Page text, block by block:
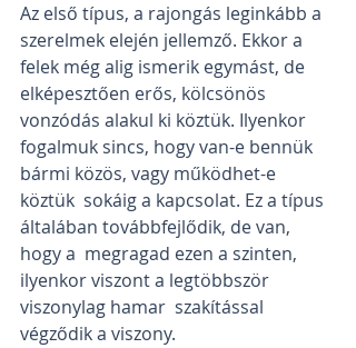
Az első típus, a rajongás leginkább a
szerelmek elején jellemző. Ekkor a
felek még alig ismerik egymást, de
elképesztően erős, kölcsönös
vonzódás alakul ki köztük. Ilyenkor
fogalmuk sincs, hogy van-e bennük
bármi közös, vagy működhet-e
köztük  sokáig a kapcsolat. Ez a típus
általában továbbfejlődik, de van,
hogy a  megragad ezen a szinten,
ilyenkor viszont a legtöbbször
viszonylag hamar  szakítással
végződik a viszony.